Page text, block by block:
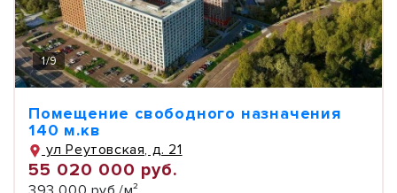
1/9
Помещение свободного назначения
140 м.кв
ул Реутовская, д. 21
55 020 000 руб.